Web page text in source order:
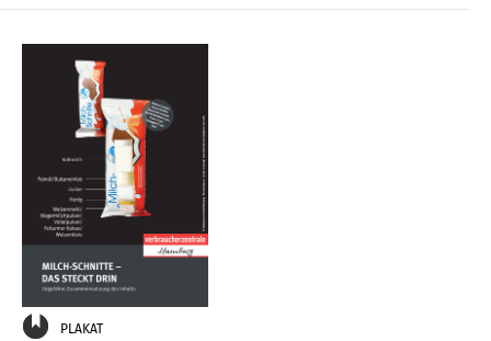
PLAKAT